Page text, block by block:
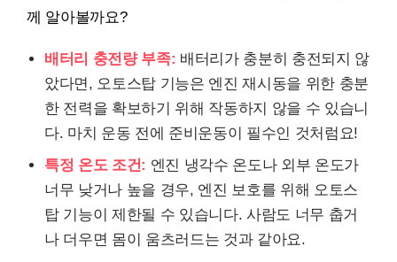
께 알아볼까요?
배터리 충전량 부족: 배터리가 충분히 충전되지 않
았다면, 오토스탑 기능은 엔진 재시동을 위한 충분
한 전력을 확보하기 위해 작동하지 않을 수 있습니
다. 마치 운동 전에 준비운동이 필수인 것처럼요!
특정 온도 조건: 엔진 냉각수 온도나 외부 온도가
너무 낮거나 높을 경우, 엔진 보호를 위해 오토스
탑 기능이 제한될 수 있습니다. 사람도 너무 춥거
나 더우면 몸이 움츠러드는 것과 같아요.